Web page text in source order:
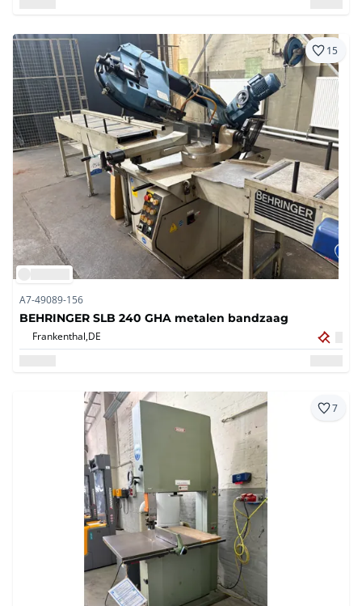
15
A7-49089-156
BEHRINGER SLB 240 GHA metalen bandzaag
Frankenthal,DE
7